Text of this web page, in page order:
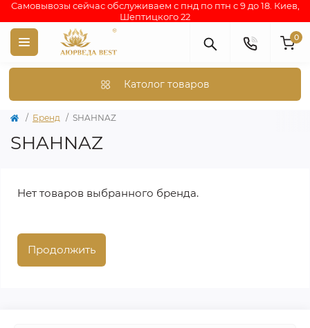
Самовывозы сейчас обслуживаем с пнд по птн с 9 до 18. Киев,
Шептицкого 22
0
Католог товаров
Бренд SHAHNAZ
SHAHNAZ
Нет товаров выбранного бренда.
Продолжить